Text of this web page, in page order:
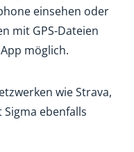
einsehen oder
mit GPS-Dateien
möglich.
wie Strava,
ebenfalls